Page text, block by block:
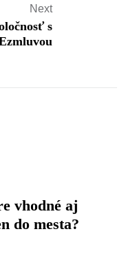
Next
s
vhodné aj
do mesta?